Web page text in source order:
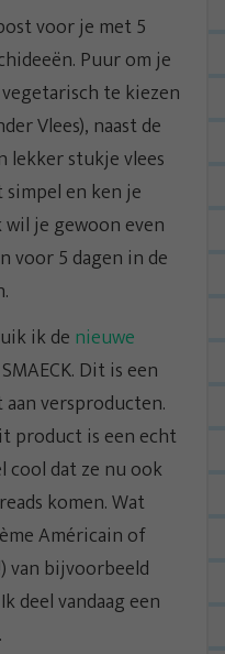
voor je met 5
Puur om je
te kiezen
Vlees), naast de
lekker stukje vlees
en ken je
wil je gewoon even
voor 5 dagen in de
ik de nieuwe
Dit is een
versproducten.
product is een echt
cool dat ze nu ook
komen. Wat
Américain of
van bijvoorbeeld
deel vandaag een